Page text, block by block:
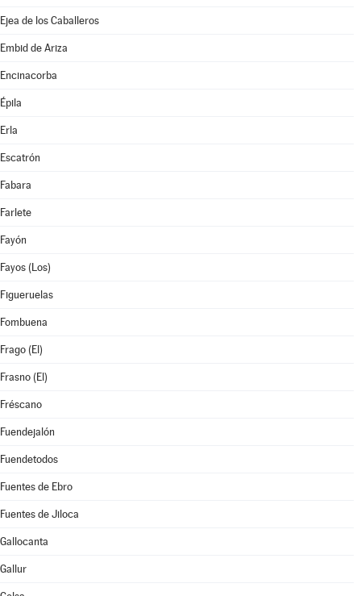
Ejea de los Caballeros
Embid de Ariza
Encinacorba
Épila
Erla
Escatrón
Fabara
Farlete
Fayón
Fayos (Los)
Figueruelas
Fombuena
Frago (El)
Frasno (El)
Fréscano
Fuendejalón
Fuendetodos
Fuentes de Ebro
Fuentes de Jiloca
Gallocanta
Gallur